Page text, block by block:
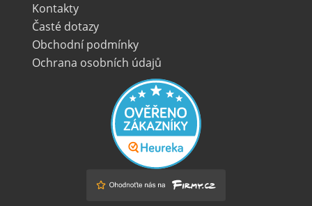
Kontakty
Časté dotazy
Obchodní podmínky
Ochrana osobních údajů